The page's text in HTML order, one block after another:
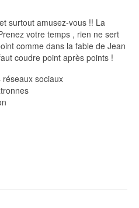
surtout amusez-vous !! La
votre temps , rien ne sert
comme dans la fable de Jean
coudre point après points !
sociaux